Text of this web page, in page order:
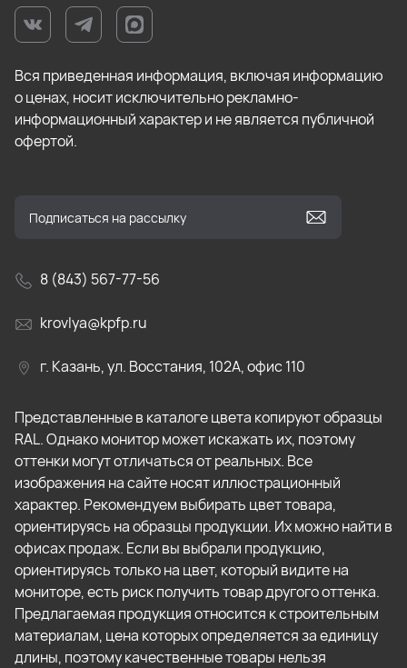
Вся приведенная информация, включая информацию
о ценах, носит исключительно рекламно-
информационный характер и не является публичной
офертой.
8 (843) 567-77-56
krovlya@kpfp.ru
г. Казань, ул. Восстания, 102А, офис 110
Представленные в каталоге цвета копируют образцы
RAL. Однако монитор может искажать их, поэтому
оттенки могут отличаться от реальных. Все
изображения на сайте носят иллюстрационный
характер. Рекомендуем выбирать цвет товара,
ориентируясь на образцы продукции. Их можно найти в
офисах продаж. Если вы выбрали продукцию,
ориентируясь только на цвет, который видите на
мониторе, есть риск получить товар другого оттенка.
Предлагаемая продукция относится к строительным
материалам, цена которых определяется за единицу
длины, поэтому качественные товары нельзя